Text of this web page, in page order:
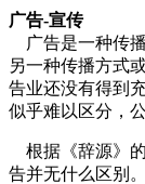
广告-宣传
广告是一种传
另一种传播方式
告业还没有得到
似乎难以区分，
根据《辞源》
告并无什么区别